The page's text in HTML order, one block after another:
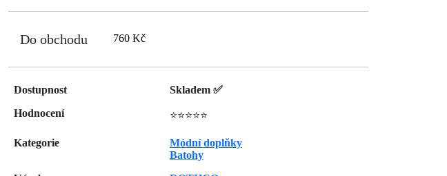
Do obchodu 760 Kč
Dostupnost
Skladem ✅
Hodnocení
⭐⭐⭐⭐⭐
Kategorie
Módní doplňky
Batohy